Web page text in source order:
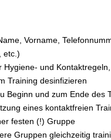
Vorname,
etc.)
und
Training desinfizieren
Beginn und zum Ende des
eines kontaktfreien
festen (!) Gruppe
Gruppen gleichzeitig